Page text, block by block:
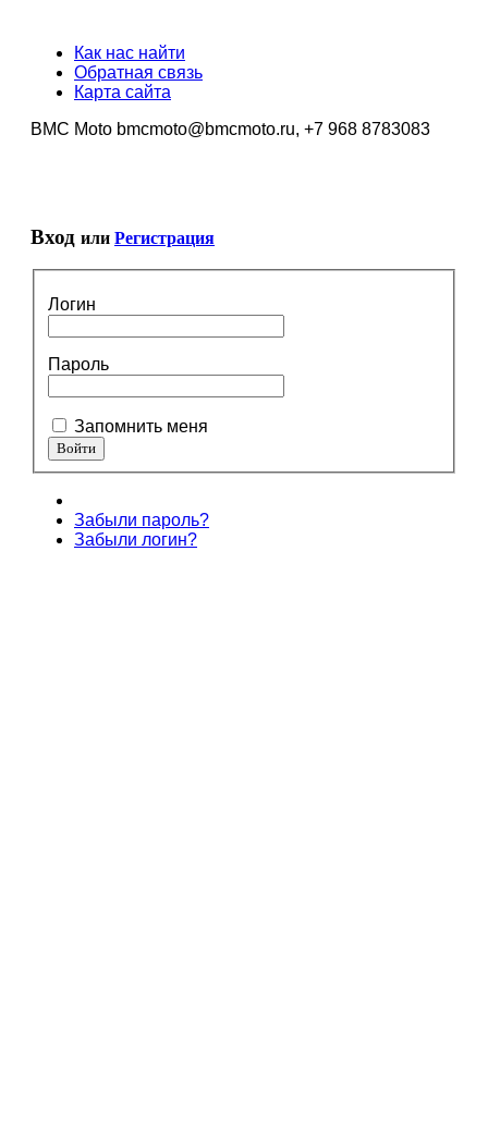
Как нас найти
Обратная связь
Карта сайта
BMC Moto bmcmoto@bmcmoto.ru, +7 968 8783083
Вход или Регистрация
Логин
Пароль
Запомнить меня
Забыли пароль?
Забыли логин?